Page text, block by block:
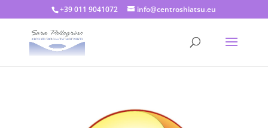
+39 011 9041072 info@centroshiatsu.eu